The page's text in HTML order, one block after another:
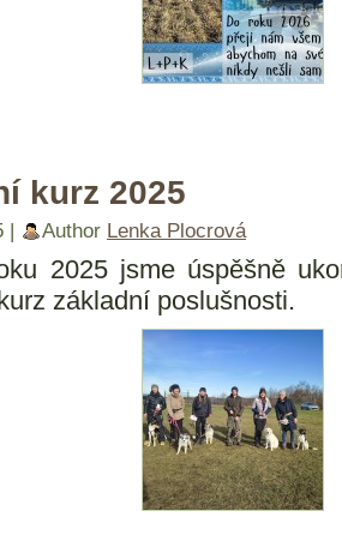
kurz 2025
| Author Lenka Plocrová
2025 jsme úspěšně
základní poslušnosti.